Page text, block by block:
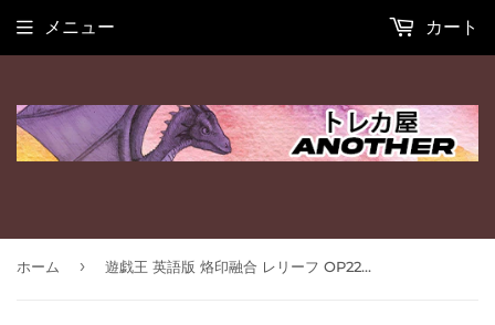
メニュー カート
ホーム › 遊戯王 英語版 烙印融合 レリーフ OP22 EU版 予約